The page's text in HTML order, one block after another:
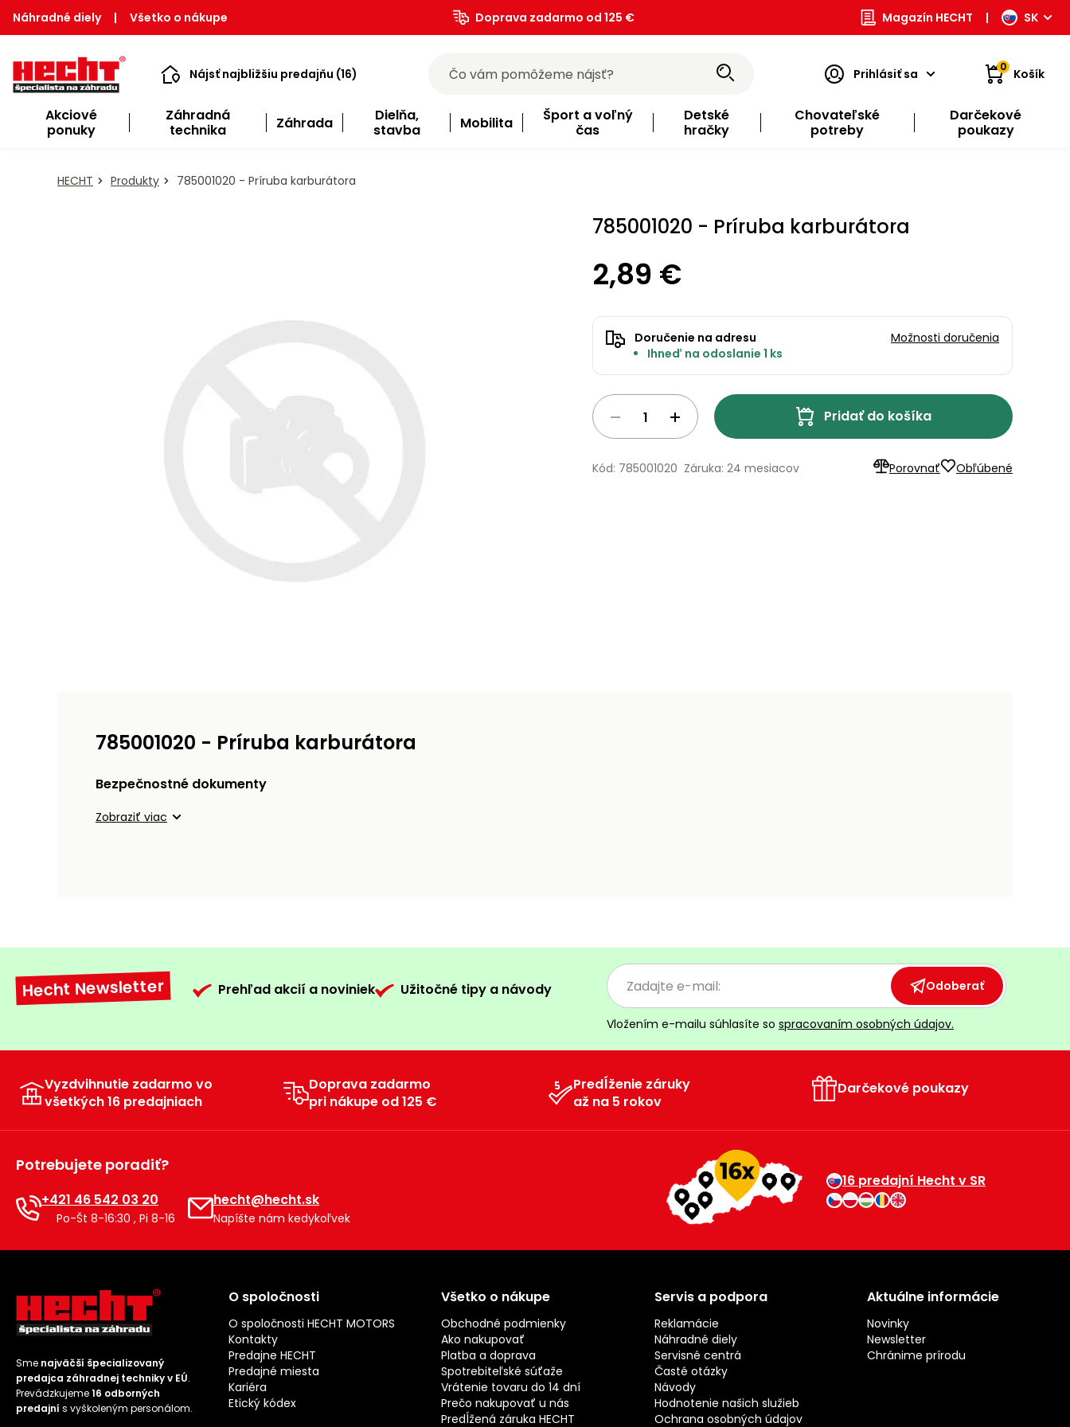
Náhradné diely | Všetko o nákupe Doprava zadarmo od 125 € Magazín HECHT | SK
Nájsť najbližšiu predajňu (16) Prihlásiť sa 0 Košík
Akciové
ponuky
Záhradná
technika
Záhrada
Dielňa,
stavba
Mobilita
Šport a voľný
čas
Detské
hračky
Chovateľské
potreby
Darčekové
poukazy
HECHT Produkty 785001020 - Príruba karburátora
785001020 - Príruba karburátora
2,89 €
Doručenie na adresu
Ihneď na odoslanie 1 ks
Možnosti doručenia
Pridať do košíka
Porovnať Obľúbené
Kód: 785001020 Záruka: 24 mesiacov
785001020 - Príruba karburátora
Bezpečnostné dokumenty
Zobraziť viac
Hecht Newsletter Prehľad akcií a noviniek Užitočné tipy a návody Odoberať
Vložením e-mailu súhlasíte so spracovaním osobných údajov.
Vyzdvihnutie zadarmo vo
všetkých 16 predajniach
Doprava zadarmo
pri nákupe od 125 €
Predĺženie záruky
až na 5 rokov
Darčekové poukazy
Potrebujete poradiť?
+421 46 542 03 20
Po-Št 8-16:30 , Pi 8-16
hecht@hecht.sk
Napíšte nám kedykoľvek
16 predajní Hecht v SR
Sme najväčší špecializovaný
predajca záhradnej techniky v EÚ.
Prevádzkujeme16 odborných
predajní s vyškoleným personálom.
O spoločnosti
O spoločnosti HECHT MOTORS
Kontakty
Predajne HECHT
Predajné miesta
Kariéra
Etický kódex
Všetko o nákupe
Obchodné podmienky
Ako nakupovať
Platba a doprava
Spotrebiteľské súťaže
Vrátenie tovaru do 14 dní
Prečo nakupovať u nás
Predĺžená záruka HECHT
Servis a podpora
Reklamácie
Náhradné diely
Servisné centrá
Časté otázky
Návody
Hodnotenie našich služieb
Ochrana osobných údajov
Aktuálne informácie
Novinky
Newsletter
Chránime prírodu